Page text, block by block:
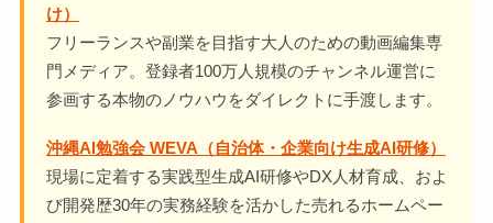
け）
フリーランスや副業を目指す大人のための動画編集専
門メディア。登録者100万人規模のチャンネル運営に
参画する本物のノウハウをダイレクトに手渡します。
沖縄AI勉強会 WEVA（自治体・企業向け生成AI研修）
現場に定着する実践型生成AI研修やDX人材育成、およ
び開発歴30年の実務経験を活かした売れるホームペー